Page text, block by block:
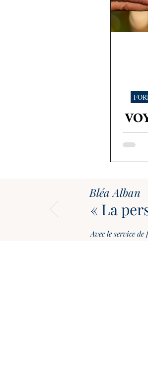
Bléa Alban
« La
Avec le service